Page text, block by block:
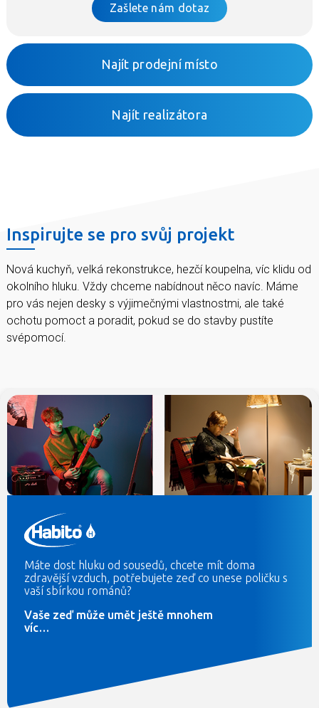
Zašlete nám dotaz
Najít prodejní místo
Najít realizátora
Inspirujte se pro svůj projekt
Nová kuchyň, velká rekonstrukce, hezčí koupelna, víc klidu od
okolního hluku. Vždy chceme nabídnout něco navíc. Máme
pro vás nejen desky s výjimečnými vlastnostmi, ale také
ochotu pomoct a poradit, pokud se do stavby pustíte
svépomocí.
Máte dost hluku od sousedů, chcete mít doma
zdravější vzduch, potřebujete zeď co unese poličku s
vaší sbírkou románů?
Vaše zeď může umět ještě mnohem
víc…